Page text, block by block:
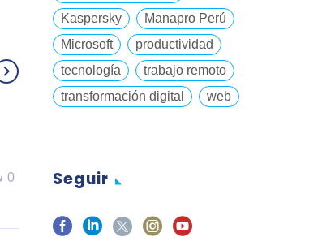
0
Kaspersky
Manapro Perú
Microsoft
productividad
tecnología
trabajo remoto
transformación digital
web
Seguir